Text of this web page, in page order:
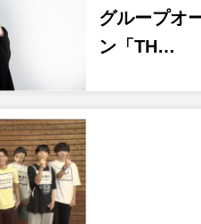
グループオ
ン「TH…